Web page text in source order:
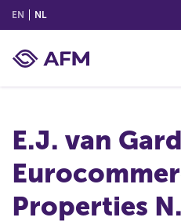
EN (ENGLISH)
NL(NEDERLANDS (NEDERLAND))
E.J. van
Properties